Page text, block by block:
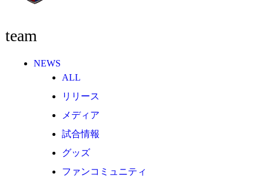
バモス
チアダンススクール
ボランティアチーム「volundeer」
ビクトリーロード
HOMEGAME
team
NEWS
ALL
リリース
メディア
試合情報
グッズ
ファンコミュニティ